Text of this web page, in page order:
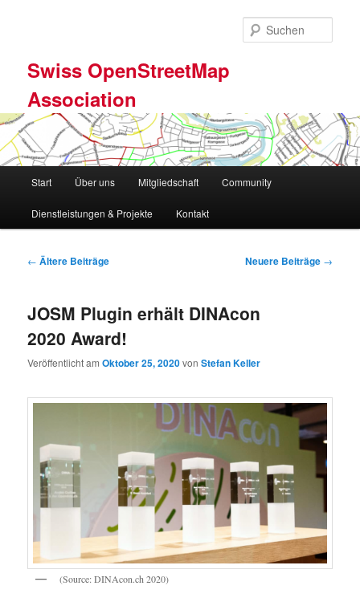
Swiss OpenStreetMap
Association
Start Über uns Mitgliedschaft Community
Dienstleistungen & Projekte Kontakt
Beitragsnavigation
← Ältere Beiträge Neuere Beiträge →
JOSM Plugin erhält DINAcon
2020 Award!
Veröffentlicht amOktober 25, 2020vonStefan Keller
(Source: DINAcon.ch 2020)